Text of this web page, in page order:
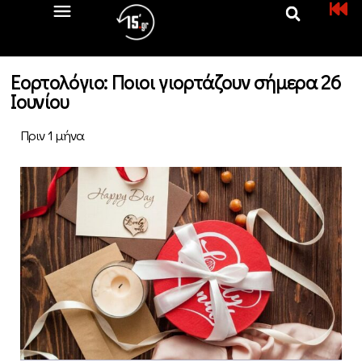
Εορτολόγιο: Ποιοι γιορτάζουν σήμερα 26
Ιουνίου
Πριν 1 μήνα